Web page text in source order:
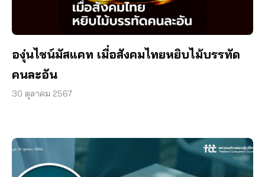
องุ่นไชน์มัสแคท เมื่อสังคมไทยหยิบไม้บรรทัด
คนละอัน
30 ตุลาคม 2567